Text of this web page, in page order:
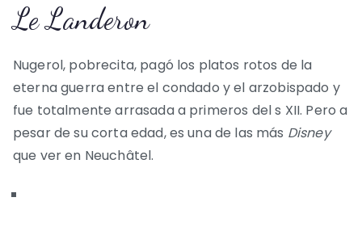
Le Landeron
Nugerol, pobrecita, pagó los platos rotos de la
eterna guerra entre el condado y el arzobispado y
fue totalmente arrasada a primeros del s XII. Pero a
pesar de su corta edad, es una de las más Disney
que ver en Neuchâtel.